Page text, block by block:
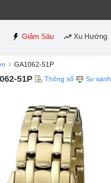
Giảm Sâu Xu Hướng
GA1062-51P
51P Thông số So sánh